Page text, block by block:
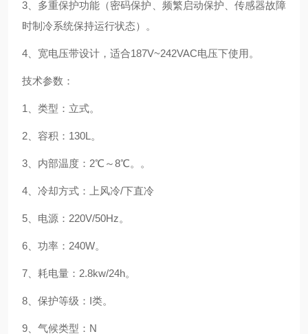
3、多重保护功能（密码保护、频繁启动保护、传感器故障
时制冷系统保持运行状态）。
4、宽电压带设计，适合187V~242VAC电压下使用。
技术参数：
1、类型：立式。
2、容积：130L 。
3、内部温度：2℃～8℃。。
4、冷却方式：上风冷/下直冷
5、电源：220V/50Hz。
6、功率：240W。
7、耗电量：2.8kw/24h。
8、保护等级：I类。
9、气候类型：N